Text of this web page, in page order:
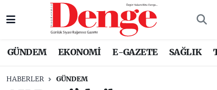
GÜNDEM EKONOMİ E-GAZETE SAĞLIK
HABERLER GÜNDEM
Nöbetçi Eczaneler
Trafik Durumu